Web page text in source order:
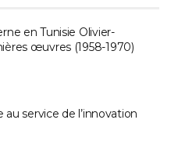
en Tunisie Olivier-
œuvres (1958-1970)
service de l’innovation